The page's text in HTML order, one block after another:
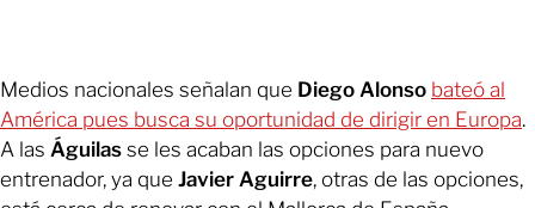
Medios nacionales señalan que Diego Alonso bateó al
América pues busca su oportunidad de dirigir en Europa.
A las Águilas se les acaban las opciones para nuevo
entrenador, ya que Javier Aguirre, otras de las opciones,